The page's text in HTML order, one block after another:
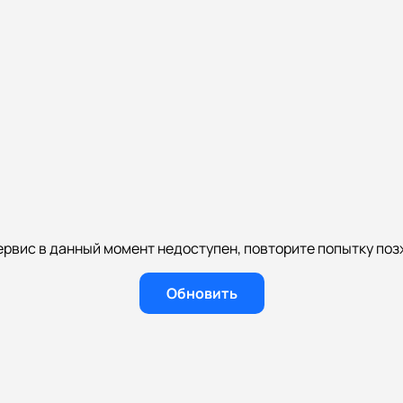
в данный момент недоступен, повторите попытку
Обновить